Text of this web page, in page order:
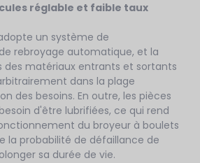
réglable et faible taux
un système de
rebroyage automatique, et la
des matériaux entrants et sortants
dans la plage
des besoins. En outre, les pièces
d'être lubrifiées, ce qui rend
du broyeur à boulets
la probabilité de défaillance de
sa durée de vie.